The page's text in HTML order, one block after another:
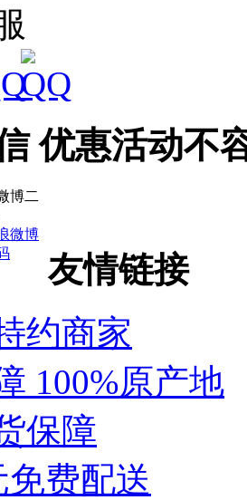
优惠活动不
博二
友情链接
约商家
100%原产地
保障
免费配送